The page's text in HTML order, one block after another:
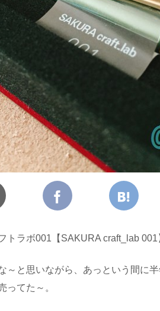
トラボ001【SAKURA craft_lab 001
～と思いながら、あっという間に
ってた～。